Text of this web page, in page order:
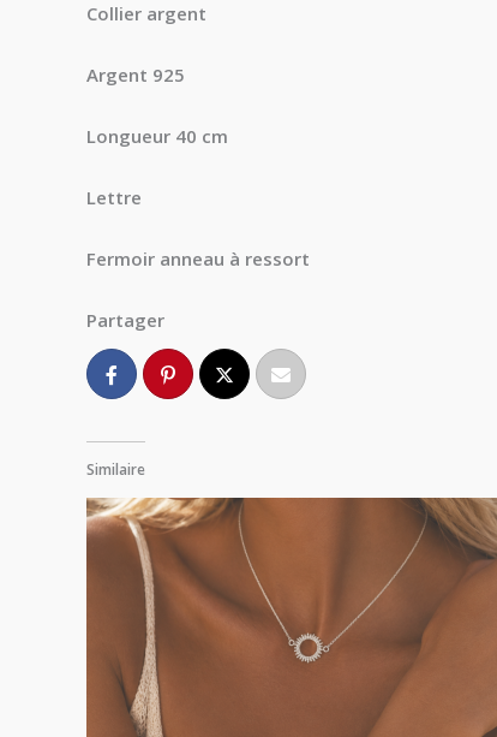
Collier argent
Argent 925
Longueur 40 cm
Lettre
Fermoir anneau à ressort
Partager
Similaire